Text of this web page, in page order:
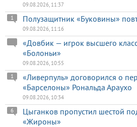
09.08.2026, 11:37
Полузащитник «Буковины»
1
09.08.2026, 11:16
«Довбик — игрок высшего
«Болоньи»
09.08.2026, 10:55
«Ливерпуль» договорился о
«Барселоны» Рональда Араухо
1
09.08.2026, 10:34
Цыганков пропустил шестой
«Жироны»
6